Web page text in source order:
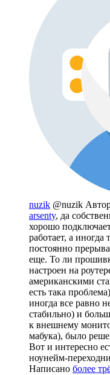
nuzik @nuzik
arsenty, да
хорошо
работает, а
постоянно
еще. То ли
настроен на
американскими
есть така
иногда все равно
стабильно) и
к внешнему
мабука), было
Вот и интересно
ноунейм-
Написано более